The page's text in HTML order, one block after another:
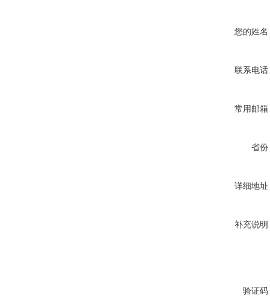
您的姓名
联系电话
常用邮箱
省份
详细地址
补充说明
验证码